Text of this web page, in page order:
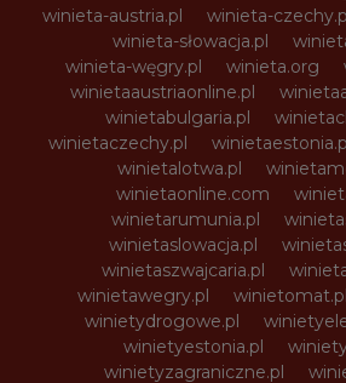
winieta-austria.pl
winieta-
winieta-słowacja.pl
winieta-węgry.pl
winieta.org
winietaaustriaonline.pl
winietabulgaria.pl
winietaczechy.pl
winietalotwa.pl
winietaonline.com
winietarumunia.pl
winietaslowacja.pl
winietaszwajcaria.pl
winietawegry.pl
winietomat.pl
winietydrogowe.pl
winietyestonia.pl
winietyzagraniczne.pl